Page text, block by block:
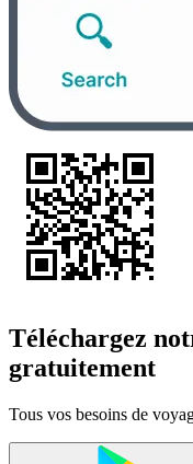
Téléchargez
gratuitement
Tous vos besoins de